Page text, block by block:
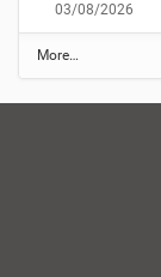
03/08/2026
N
o
More…